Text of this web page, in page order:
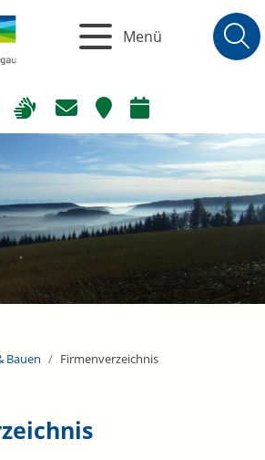
Menü
Bauen Firmenverzeichnis